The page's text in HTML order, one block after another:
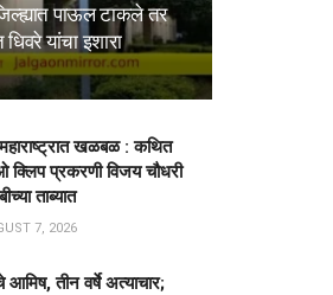
पाऊल टाकले तर
यांचा इशारा
खळबळ : कथित
प्रकरणी विजय चौधरी
ताब्यात
7, 2026
आमिष, तीन वर्षे अत्याचार;